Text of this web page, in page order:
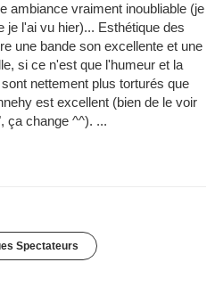
ambiance vraiment inoubliable (je
je l'ai vu hier)... Esthétique des
une bande son excellente et une
si ce n'est que l'humeur et la
nettement plus torturés que
est excellent (bien de le voir
ça change ^^). ...
Spectateurs